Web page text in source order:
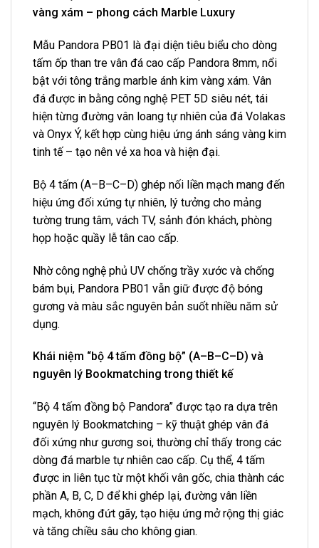
vàng xám – phong cách Marble Luxury
Mẫu Pandora PB01 là đại diện tiêu biểu cho dòng
tấm ốp than tre vân đá cao cấp Pandora 8mm, nổi
bật với tông trắng marble ánh kim vàng xám. Vân
đá được in bằng công nghệ PET 5D siêu nét, tái
hiện từng đường vân loang tự nhiên của đá Volakas
và Onyx Ý, kết hợp cùng hiệu ứng ánh sáng vàng kim
tinh tế – tạo nên vẻ xa hoa và hiện đại.
Bộ 4 tấm (A–B–C–D) ghép nối liền mạch mang đến
hiệu ứng đối xứng tự nhiên, lý tưởng cho mảng
tường trung tâm, vách TV, sảnh đón khách, phòng
họp hoặc quầy lễ tân cao cấp.
Nhờ công nghệ phủ UV chống trầy xước và chống
bám bụi, Pandora PB01 vẫn giữ được độ bóng
gương và màu sắc nguyên bản suốt nhiều năm sử
dụng.
Khái niệm “bộ 4 tấm đồng bộ” (A–B–C–D) và
nguyên lý Bookmatching trong thiết kế
“Bộ 4 tấm đồng bộ Pandora” được tạo ra dựa trên
nguyên lý Bookmatching – kỹ thuật ghép vân đá
đối xứng như gương soi, thường chỉ thấy trong các
dòng đá marble tự nhiên cao cấp. Cụ thể, 4 tấm
được in liên tục từ một khối vân gốc, chia thành các
phần A, B, C, D để khi ghép lại, đường vân liền
mạch, không đứt gãy, tạo hiệu ứng mở rộng thị giác
và tăng chiều sâu cho không gian.